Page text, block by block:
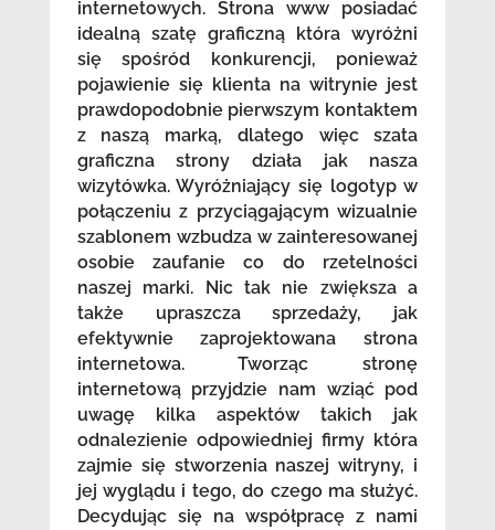
internetowych. Strona www posiadać
idealną szatę graficzną która wyróżni
się spośród konkurencji, ponieważ
pojawienie się klienta na witrynie jest
prawdopodobnie pierwszym kontaktem
z naszą marką, dlatego więc szata
graficzna strony działa jak nasza
wizytówka. Wyróżniający się logotyp w
połączeniu z przyciągającym wizualnie
szablonem wzbudza w zainteresowanej
osobie zaufanie co do rzetelności
naszej marki. Nic tak nie zwiększa a
także upraszcza sprzedaży, jak
efektywnie zaprojektowana strona
internetowa. Tworząc stronę
internetową przyjdzie nam wziąć pod
uwagę kilka aspektów takich jak
odnalezienie odpowiedniej firmy która
zajmie się stworzenia naszej witryny, i
jej wyglądu i tego, do czego ma służyć.
Decydując się na współpracę z nami